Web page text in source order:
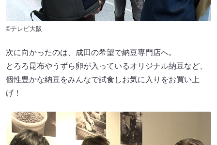
©テレビ大阪
次に向かったのは、成田の希望で納豆専門店へ。
とろろ昆布やうずら卵が入っているオリジナル納豆など、
個性豊かな納豆をみんなで試食しお気に入りをお買い上
げ！